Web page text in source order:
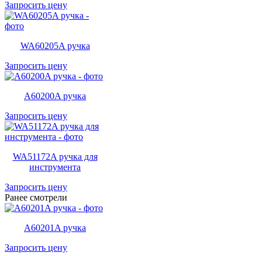
Запросить цену
WA60205A ручка
Запросить цену
A60200A ручка
Запросить цену
WA51172A ручка для
инструмента
Запросить цену
Ранее смотрели
A60201A ручка
Запросить цену